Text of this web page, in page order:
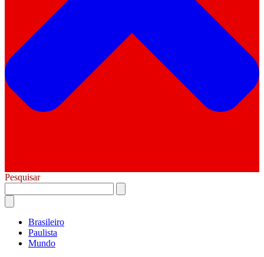
Pesquisar
Brasileiro
Paulista
Mundo